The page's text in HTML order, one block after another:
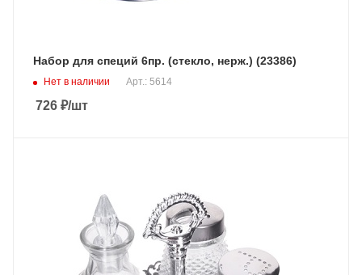
Набор для специй 6пр. (стекло, нерж.) (23386)
Нет в наличии Арт.: 5614
726 ₽/шт